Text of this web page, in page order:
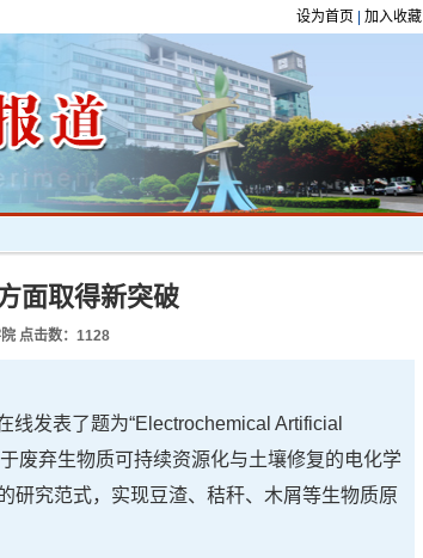
设为首页 加入收藏
面取得新突破
点击数： 1128
线发表了题为“Electrochemical Artificial
废弃生物质可持续资源化与土壤修复的电化学
研究范式，实现豆渣、秸秆、木屑等生物质原